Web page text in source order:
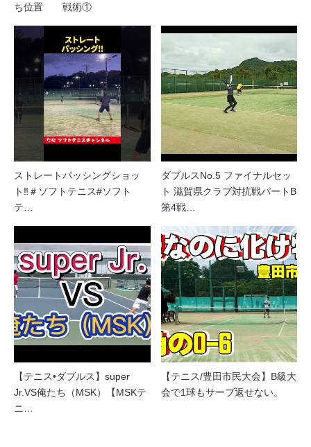
ち位置 戦術①
ストレートパッシングショッ
ト‼︎＃ソフトテニス#ソフト
テ…
ダブルスNo.5 ファイナルセッ
ト 滋賀県クラブ対抗戦パートB
第4戦…
【テニス•ダブルス】super
Jr.VS俺たち（MSK）【MSKテ
ニ…
【テニス/豊田市民大会】B級大
会で1球もサーブ返せない。